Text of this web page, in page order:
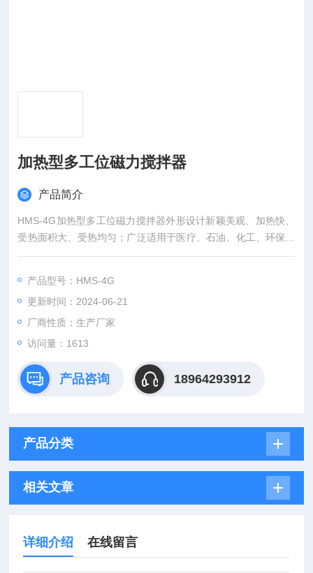
加热型多工位磁力搅拌器
产品简介
HMS-4G加热型多工位磁力搅拌器外形设计新颖美观、加热快、
受热面积大、受热均匀；广泛适用于医疗、石油、化工、环保等
领域，是各大中科院校、科研单位、检验检疫、卫生防疫等实验
产品型号：HMS-4G
更新时间：2024-06-21
厂商性质：生产厂家
访问量：1613
产品咨询 18964293912
产品分类
相关文章
详细介绍 在线留言